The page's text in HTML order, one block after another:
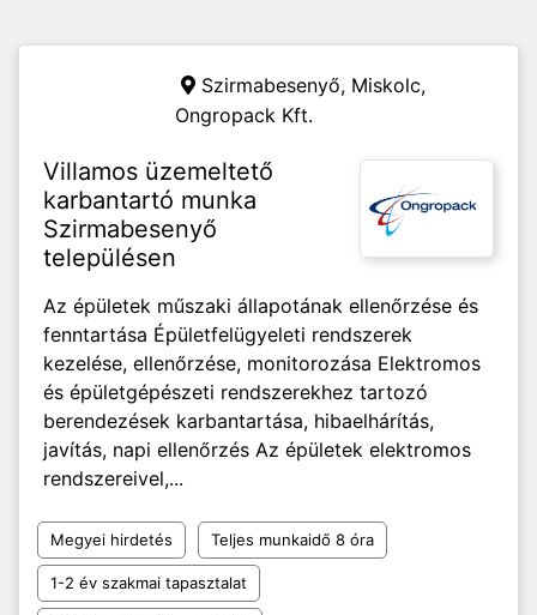
Szirmabesenyő, Miskolc,
Ongropack Kft.
Villamos üzemeltető
karbantartó munka
Szirmabesenyő
településen
Az épületek műszaki állapotának ellenőrzése és
fenntartása Épületfelügyeleti rendszerek
kezelése, ellenőrzése, monitorozása Elektromos
és épületgépészeti rendszerekhez tartozó
berendezések karbantartása, hibaelhárítás,
javítás, napi ellenőrzés Az épületek elektromos
rendszereivel,...
Megyei hirdetés Teljes munkaidő 8 óra
1-2 év szakmai tapasztalat